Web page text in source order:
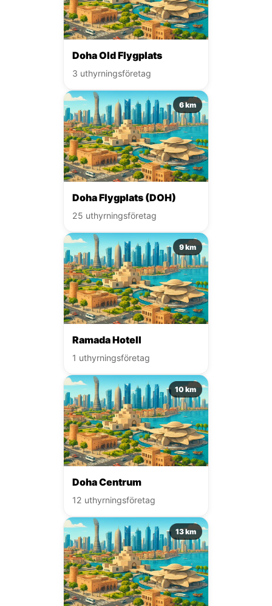
Doha Old Flygplats
3 uthyrningsföretag
6 km
Doha Flygplats (DOH)
25 uthyrningsföretag
9 km
Ramada Hotell
1 uthyrningsföretag
10 km
Doha Centrum
12 uthyrningsföretag
13 km